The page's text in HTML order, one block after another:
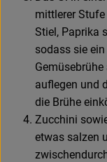
mittlerer
Stiel, Paprika
sodass sie
auflegen und
die Brühe
Zucchini
etwas salzen